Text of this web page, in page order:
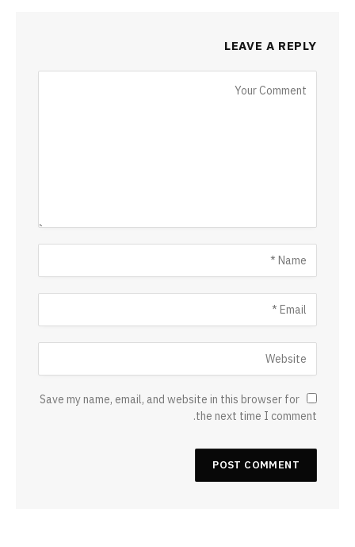
LEAVE A REPLY
Save my name, email, and website in this browser for
the next time I comment.